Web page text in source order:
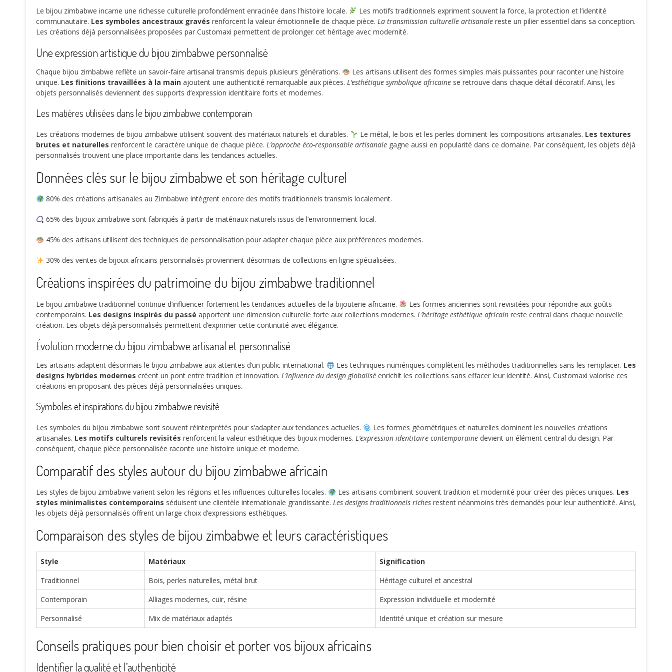
Le bijou zimbabwe incarne une richesse culturelle profondément enracinée dans l’histoire locale.
Les motifs traditionnels expriment souvent la force, la protection et l’identité
communautaire. Les symboles ancestraux gravés renforcent la valeur émotionnelle de chaque pièce. La transmission culturelle artisanale reste un pilier essentiel dans sa conception.
Les créations déjà personnalisées proposées par Customaxi permettent de prolonger cet héritage avec modernité.
Une expression artistique du bijou zimbabwe personnalisé
Chaque bijou zimbabwe reflète un savoir-faire artisanal transmis depuis plusieurs générations.
Les artisans utilisent des formes simples mais puissantes pour raconter une histoire
unique. Les finitions travaillées à la main ajoutent une authenticité remarquable aux pièces. L’esthétique symbolique africaine se retrouve dans chaque détail décoratif. Ainsi, les
objets personnalisés deviennent des supports d’expression identitaire forts et modernes.
Les matières utilisées dans le bijou zimbabwe contemporain
Les créations modernes de bijou zimbabwe utilisent souvent des matériaux naturels et durables. Le métal, le bois et les perles dominent les compositions artisanales. Les textures
brutes et naturelles renforcent le caractère unique de chaque pièce. L’approche éco-responsable artisanale gagne aussi en popularité dans ce domaine. Par conséquent, les objets déjà
personnalisés trouvent une place importante dans les tendances actuelles.
Données clés sur le bijou zimbabwe et son héritage culturel
80% des créations artisanales au Zimbabwe intègrent encore des motifs traditionnels transmis localement.
65% des bijoux zimbabwe sont fabriqués à partir de matériaux naturels issus de l’environnement local.
45% des artisans utilisent des techniques de personnalisation pour adapter chaque pièce aux préférences modernes.
30% des ventes de bijoux africains personnalisés proviennent désormais de collections en ligne spécialisées.
Créations inspirées du patrimoine du bijou zimbabwe traditionnel
Le bijou zimbabwe traditionnel continue d’influencer fortement les tendances actuelles de la bijouterie africaine.
Les formes anciennes sont revisitées pour répondre aux goûts
contemporains. Les designs inspirés du passé apportent une dimension culturelle forte aux collections modernes. L’héritage esthétique africain reste central dans chaque nouvelle
création. Les objets déjà personnalisés permettent d’exprimer cette continuité avec élégance.
Évolution moderne du bijou zimbabwe artisanal et personnalisé
Les artisans adaptent désormais le bijou zimbabwe aux attentes d’un public international. Les techniques numériques complètent les méthodes traditionnelles sans les remplacer. Les
designs hybrides modernes créent un pont entre tradition et innovation. L’influence du design globalisé enrichit les collections sans effacer leur identité. Ainsi, Customaxi valorise ces
créations en proposant des pièces déjà personnalisées uniques.
Symboles et inspirations du bijou zimbabwe revisité
Les symboles du bijou zimbabwe sont souvent réinterprétés pour s’adapter aux tendances actuelles.
Les formes géométriques et naturelles dominent les nouvelles créations
artisanales. Les motifs culturels revisités renforcent la valeur esthétique des bijoux modernes. L’expression identitaire contemporaine devient un élément central du design. Par
conséquent, chaque pièce personnalisée raconte une histoire unique et moderne.
Comparatif des styles autour du bijou zimbabwe africain
Les styles de bijou zimbabwe varient selon les régions et les influences culturelles locales. Les artisans combinent souvent tradition et modernité pour créer des pièces uniques. Les
styles minimalistes contemporains séduisent une clientèle internationale grandissante. Les designs traditionnels riches restent néanmoins très demandés pour leur authenticité. Ainsi,
les objets déjà personnalisés offrent un large choix d’expressions esthétiques.
Comparaison des styles de bijou zimbabwe et leurs caractéristiques
Style Matériaux
Signification
Traditionnel
Bois, perles naturelles, métal brut
Héritage culturel et ancestral
Contemporain
Alliages modernes, cuir, résine
Expression individuelle et modernité
Personnalisé
Mix de matériaux adaptés Identité unique et création sur mesure
Conseils pratiques pour bien choisir et porter vos bijoux africains
Identifier la qualité et l’authenticité